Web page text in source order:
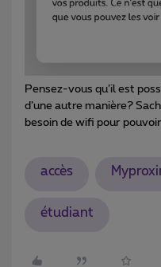
Pensez-vous qu’il est
d’une autre manière?
besoin de wifi pour
accès
étudiant